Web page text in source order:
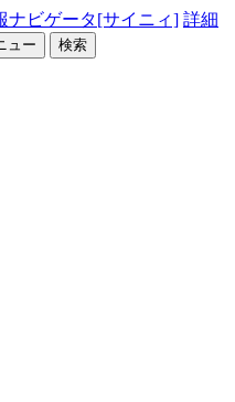
ナビゲータ[サイニィ] 詳細
ュー 検索